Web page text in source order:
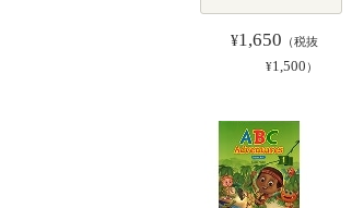
¥1,650 （税抜
¥1,500 ）